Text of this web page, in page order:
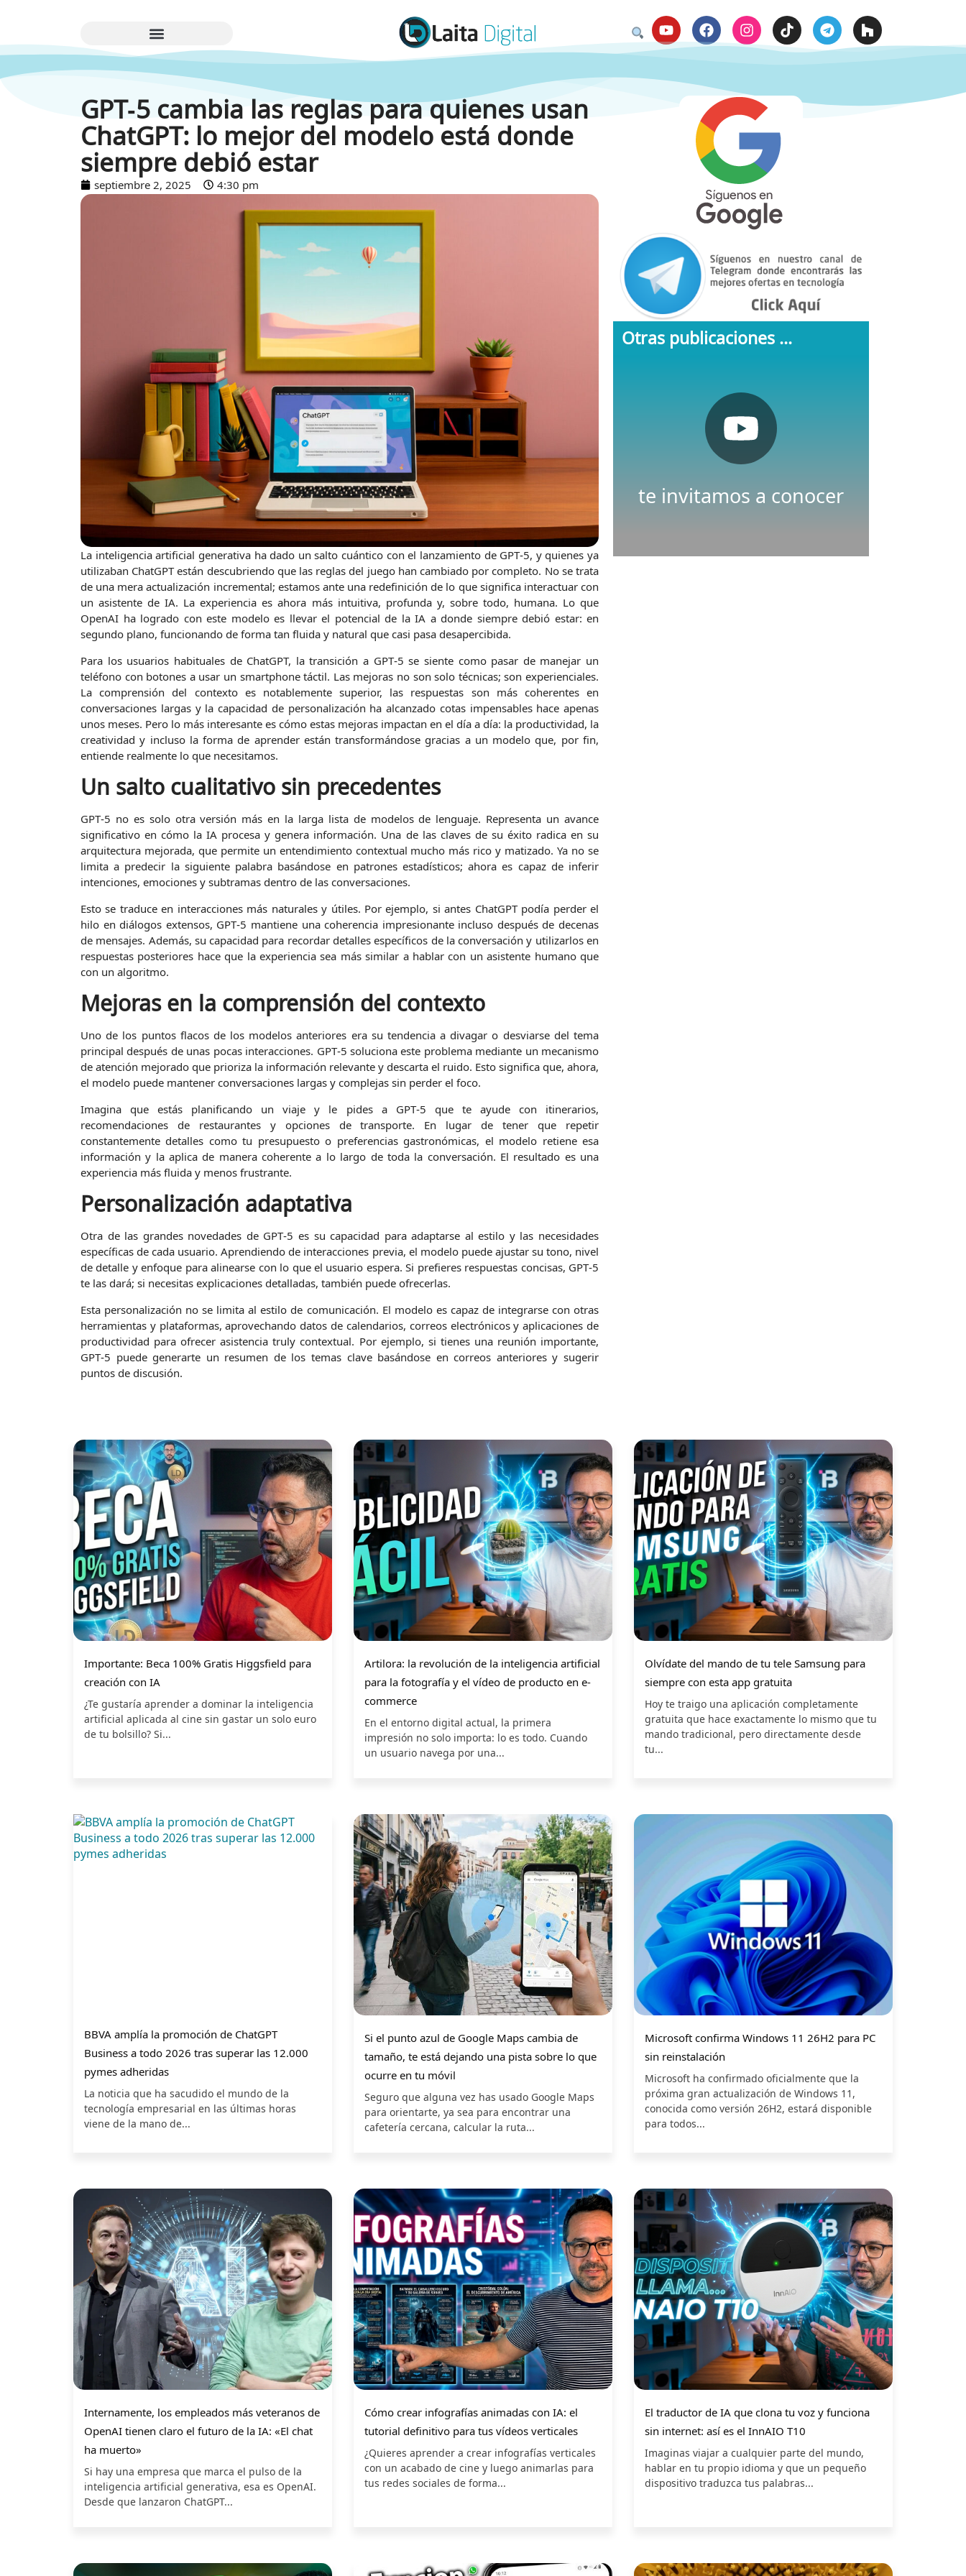
GPT‑5 cambia las reglas para quienes usan
ChatGPT: lo mejor del modelo está donde
siempre debió estar
septiembre 2, 2025 4:30 pm
La inteligencia artificial generativa ha dado un salto cuántico con el lanzamiento de GPT‑5, y quienes ya
utilizaban ChatGPT están descubriendo que las reglas del juego han cambiado por completo. No se trata
de una mera actualización incremental; estamos ante una redefinición de lo que significa interactuar con
un asistente de IA. La experiencia es ahora más intuitiva, profunda y, sobre todo, humana. Lo que
OpenAI ha logrado con este modelo es llevar el potencial de la IA a donde siempre debió estar: en
segundo plano, funcionando de forma tan fluida y natural que casi pasa desapercibida.
Para los usuarios habituales de ChatGPT, la transición a GPT‑5 se siente como pasar de manejar un
teléfono con botones a usar un smartphone táctil. Las mejoras no son solo técnicas; son experienciales.
La comprensión del contexto es notablemente superior, las respuestas son más coherentes en
conversaciones largas y la capacidad de personalización ha alcanzado cotas impensables hace apenas
unos meses. Pero lo más interesante es cómo estas mejoras impactan en el día a día: la productividad, la
creatividad y incluso la forma de aprender están transformándose gracias a un modelo que, por fin,
entiende realmente lo que necesitamos.
Un salto cualitativo sin precedentes
GPT‑5 no es solo otra versión más en la larga lista de modelos de lenguaje. Representa un avance
significativo en cómo la IA procesa y genera información. Una de las claves de su éxito radica en su
arquitectura mejorada, que permite un entendimiento contextual mucho más rico y matizado. Ya no se
limita a predecir la siguiente palabra basándose en patrones estadísticos; ahora es capaz de inferir
intenciones, emociones y subtramas dentro de las conversaciones.
Esto se traduce en interacciones más naturales y útiles. Por ejemplo, si antes ChatGPT podía perder el
hilo en diálogos extensos, GPT‑5 mantiene una coherencia impresionante incluso después de decenas
de mensajes. Además, su capacidad para recordar detalles específicos de la conversación y utilizarlos en
respuestas posteriores hace que la experiencia sea más similar a hablar con un asistente humano que
con un algoritmo.
Mejoras en la comprensión del contexto
Uno de los puntos flacos de los modelos anteriores era su tendencia a divagar o desviarse del tema
principal después de unas pocas interacciones. GPT‑5 soluciona este problema mediante un mecanismo
de atención mejorado que prioriza la información relevante y descarta el ruido. Esto significa que, ahora,
el modelo puede mantener conversaciones largas y complejas sin perder el foco.
Imagina que estás planificando un viaje y le pides a GPT‑5 que te ayude con itinerarios,
recomendaciones de restaurantes y opciones de transporte. En lugar de tener que repetir
constantemente detalles como tu presupuesto o preferencias gastronómicas, el modelo retiene esa
información y la aplica de manera coherente a lo largo de toda la conversación. El resultado es una
experiencia más fluida y menos frustrante.
Personalización adaptativa
Otra de las grandes novedades de GPT‑5 es su capacidad para adaptarse al estilo y las necesidades
específicas de cada usuario. Aprendiendo de interacciones previa, el modelo puede ajustar su tono, nivel
de detalle y enfoque para alinearse con lo que el usuario espera. Si prefieres respuestas concisas, GPT‑5
te las dará; si necesitas explicaciones detalladas, también puede ofrecerlas.
Esta personalización no se limita al estilo de comunicación. El modelo es capaz de integrarse con otras
herramientas y plataformas, aprovechando datos de calendarios, correos electrónicos y aplicaciones de
productividad para ofrecer asistencia truly contextual. Por ejemplo, si tienes una reunión importante,
GPT‑5 puede generarte un resumen de los temas clave basándose en correos anteriores y sugerir
puntos de discusión.
Otras publicaciones ...
te invitamos a conocer
Nuestro canal de
Youtube
Pulsa aquí
Importante: Beca 100% Gratis Higgsfield para
creación con IA
¿Te gustaría aprender a dominar la inteligencia
artificial aplicada al cine sin gastar un solo euro
de tu bolsillo? Si...
Artilora: la revolución de la inteligencia artificial
para la fotografía y el vídeo de producto en e-
commerce
En el entorno digital actual, la primera
impresión no solo importa: lo es todo. Cuando
un usuario navega por una...
Olvídate del mando de tu tele Samsung para
siempre con esta app gratuita
Hoy te traigo una aplicación completamente
gratuita que hace exactamente lo mismo que tu
mando tradicional, pero directamente desde
tu...
BBVA amplía la promoción de ChatGPT
Business a todo 2026 tras superar las 12.000
pymes adheridas
La noticia que ha sacudido el mundo de la
tecnología empresarial en las últimas horas
viene de la mano de...
Si el punto azul de Google Maps cambia de
tamaño, te está dejando una pista sobre lo que
ocurre en tu móvil
Seguro que alguna vez has usado Google Maps
para orientarte, ya sea para encontrar una
cafetería cercana, calcular la ruta...
Microsoft confirma Windows 11 26H2 para PC
sin reinstalación
Microsoft ha confirmado oficialmente que la
próxima gran actualización de Windows 11,
conocida como versión 26H2, estará disponible
para todos...
Internamente, los empleados más veteranos de
OpenAI tienen claro el futuro de la IA: «El chat
ha muerto»
Si hay una empresa que marca el pulso de la
inteligencia artificial generativa, esa es OpenAI.
Desde que lanzaron ChatGPT...
Cómo crear infografías animadas con IA: el
tutorial definitivo para tus vídeos verticales
¿Quieres aprender a crear infografías verticales
con un acabado de cine y luego animarlas para
tus redes sociales de forma...
El traductor de IA que clona tu voz y funciona
sin internet: así es el InnAIO T10
Imaginas viajar a cualquier parte del mundo,
hablar en tu propio idioma y que un pequeño
dispositivo traduzca tus palabras...